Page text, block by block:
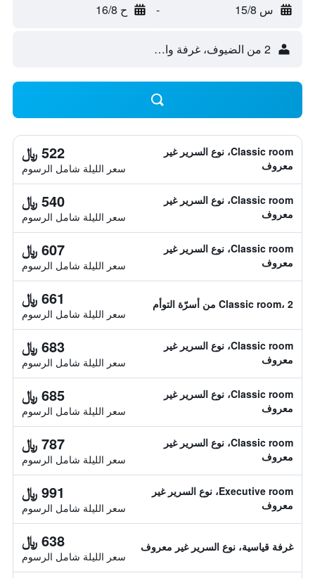
س 15/8 - ح 16/8
2 من الضيوف، غرفة واحدة
Classic room، نوع السرير غير
معروف
522 ﷼
سعر الليلة شامل الرسوم
Classic room، نوع السرير غير
معروف
540 ﷼
سعر الليلة شامل الرسوم
Classic room، نوع السرير غير
معروف
607 ﷼
سعر الليلة شامل الرسوم
Classic room، 2 من أسرّة التوأم 661 ﷼
سعر الليلة شامل الرسوم
Classic room، نوع السرير غير
معروف
683 ﷼
سعر الليلة شامل الرسوم
Classic room، نوع السرير غير
معروف
685 ﷼
سعر الليلة شامل الرسوم
Classic room، نوع السرير غير
معروف
787 ﷼
سعر الليلة شامل الرسوم
Executive room، نوع السرير غير
معروف
991 ﷼
سعر الليلة شامل الرسوم
غرفة قياسية، نوع السرير غير معروف 638 ﷼
سعر الليلة شامل الرسوم